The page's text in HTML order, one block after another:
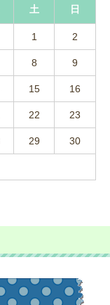
土 日
1 2
8 9
15 16
22 23
29 30